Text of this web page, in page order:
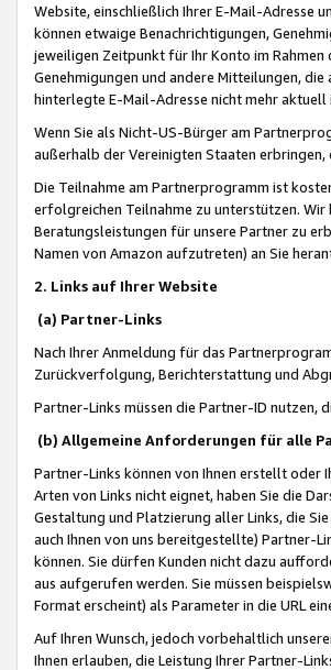
Website, einschließlich Ihrer E-Mail-Adresse
können etwaige Benachrichtigungen,
jeweiligen Zeitpunkt für Ihr Konto im
Genehmigungen und andere Mitteilungen,
hinterlegte E-Mail-Adresse nicht mehr aktuell
Wenn Sie als Nicht-US-Bürger am
außerhalb der Vereinigten Staaten erbringen,
Die Teilnahme am Partnerprogramm ist
erfolgreichen Teilnahme zu unterstützen.
Beratungsleistungen für unsere Partner zu
Namen von Amazon aufzutreten) an Sie
2. Links auf Ihrer Website
(a) Partner-Links
Nach Ihrer Anmeldung für das
Zurückverfolgung, Berichterstattung und
Partner-Links müssen die Partner-ID nutzen,
(b) Allgemeine Anforderungen für alle
Partner-Links können von Ihnen erstellt oder
Arten von Links nicht eignet, haben Sie die
Gestaltung und Platzierung aller Links, die
auch Ihnen von uns bereitgestellte) Partner-
können. Sie dürfen Kunden nicht dazu
aus aufgerufen werden. Sie müssen
Format erscheint) als Parameter in die URL
Auf Ihren Wunsch, jedoch vorbehaltlich
Ihnen erlauben, die Leistung Ihrer Partner-